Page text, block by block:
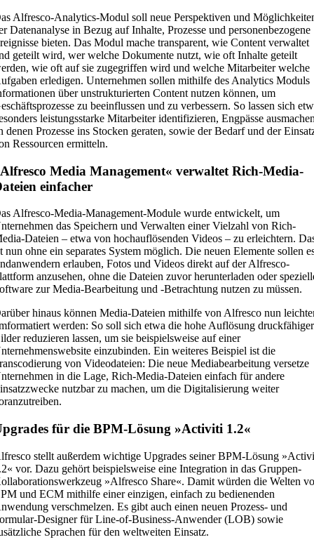
Alfresco-Analytics-Modul soll neue Perspektiven und
Datenanalyse in Bezug auf Inhalte, Prozesse und personenbezogene
bieten. Das Modul mache transparent, wie Content verwaltet
geteilt wird, wer welche Dokumente nutzt, wie oft Inhalte geteilt
wie oft auf sie zugegriffen wird und welche Mitarbeiter welche
erledigen. Unternehmen sollen mithilfe des Analytics Moduls
über unstrukturierten Content nutzen können, um
zu beeinflussen und zu verbessern. So lassen sich
leistungsstarke Mitarbeiter identifizieren, Engpässe
denen Prozesse ins Stocken geraten, sowie der Bedarf und der
Ressourcen ermitteln.
Media Management« verwaltet Rich-Media-
einfacher
Alfresco-Media-Management-Module wurde entwickelt, um
das Speichern und Verwalten einer Vielzahl von Rich-
Dateien – etwa von hochauflösenden Videos – zu erleichtern.
nun ohne ein separates System möglich. Die neuen Elemente sollen
erlauben, Fotos und Videos direkt auf der Alfresco-
anzusehen, ohne die Dateien zuvor herunterladen oder
zur Media-Bearbeitung und -Betrachtung nutzen zu müssen.
hinaus können Media-Dateien mithilfe von Alfresco nun
werden: So soll sich etwa die hohe Auflösung druckfähiger
reduzieren lassen, um sie beispielsweise auf einer
einzubinden. Ein weiteres Beispiel ist die
von Videodateien: Die neue Mediabearbeitung versetze
in die Lage, Rich-Media-Dateien einfach für andere
nutzbar zu machen, um die Digitalisierung weiter
für die BPM-Lösung »Activiti 1.2«
stellt außerdem wichtige Upgrades seiner BPM-Lösung
vor. Dazu gehört beispielsweise eine Integration in das Gruppen-
»Alfresco Share«. Damit würden die Welten
und ECM mithilfe einer einzigen, einfach zu bedienenden
verschmelzen. Es gibt auch einen neuen Prozess- und
Designer für Line-of-Business-Anwender (LOB) sowie
Sprachen für den weltweiten Einsatz.